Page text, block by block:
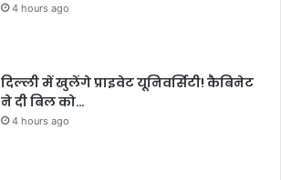
4 hours ago
दिल्ली में खुलेंगे प्राइवेट यूनिवर्सिटी! कैबिनेट
ने दी बिल को…
4 hours ago